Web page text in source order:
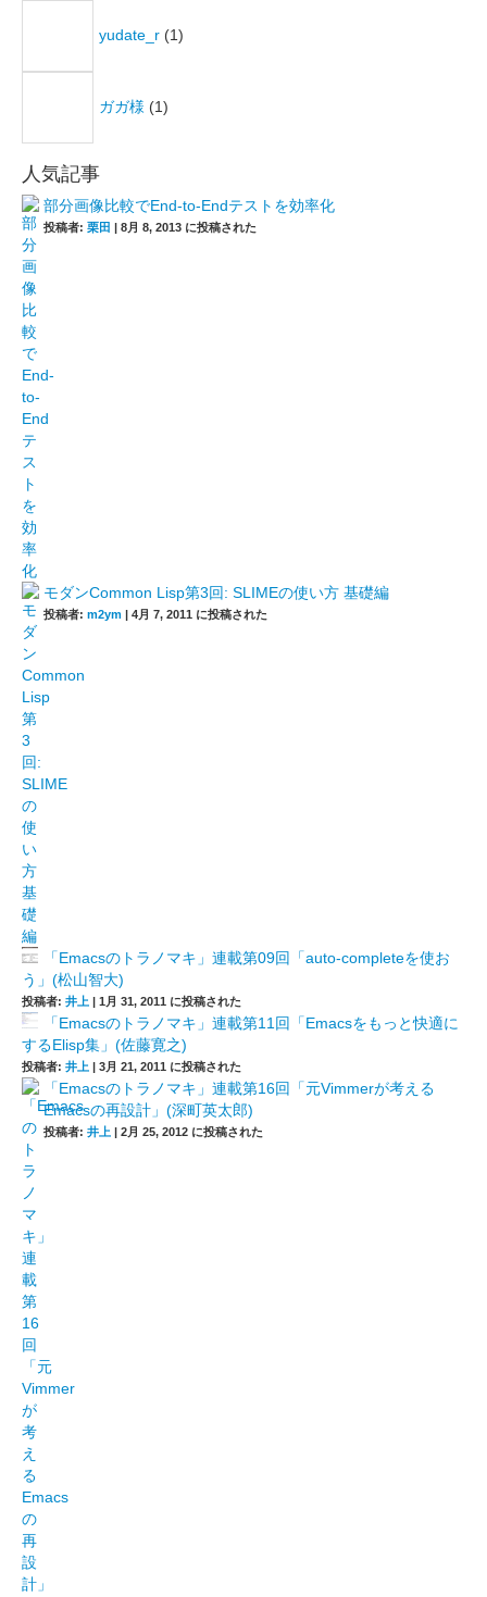
yudate_r (1)
ガガ様 (1)
人気記事
部分画像比較でEnd-to-Endテストを効率化
投稿者: 栗田 | 8月 8, 2013 に投稿された
モダンCommon Lisp第3回: SLIMEの使い方 基礎編
投稿者: m2ym | 4月 7, 2011 に投稿された
「Emacsのトラノマキ」連載第09回「auto-completeを使お
う」(松山智大)
投稿者: 井上 | 1月 31, 2011 に投稿された
「Emacsのトラノマキ」連載第11回「Emacsをもっと快適に
するElisp集」(佐藤寛之)
投稿者: 井上 | 3月 21, 2011 に投稿された
「Emacsのトラノマキ」連載第16回「元Vimmerが考える
Emacsの再設計」(深町英太郎)
投稿者: 井上 | 2月 25, 2012 に投稿された